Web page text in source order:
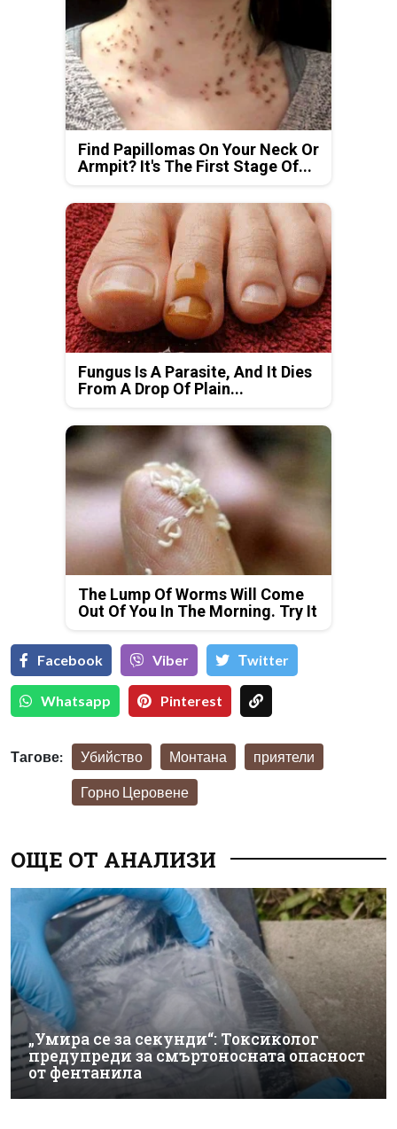
Find Papillomas On Your Neck Or
Armpit? It's The First Stage Of...
Fungus Is A Parasite, And It Dies
From A Drop Of Plain...
The Lump Of Worms Will Come
Out Of You In The Morning. Try It
Facebook Viber Тwitter
Whatsapp Pinterest
Тагове: Убийство Монтана приятели
Горно Церовене
ОЩЕ ОТ АНАЛИЗИ
„Умира се за секунди“: Токсиколог
предупреди за смъртоносната опасност
от фентанила